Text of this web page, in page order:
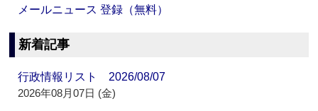
メールニュース 登録（無料）
新着記事
行政情報リスト 2026/08/07
2026年08月07日 (金)